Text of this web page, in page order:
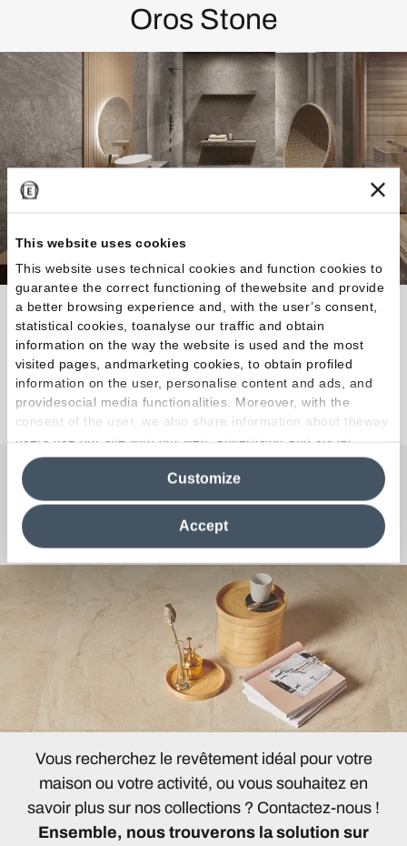
This website uses cookies
This website uses technical cookies and function cookies to
guarantee the correct functioning of thewebsite and provide
a better browsing experience and, with the user’s consent,
statistical cookies, toanalyse our traffic and obtain
information on the way the website is used and the most
visited pages, andmarketing cookies, to obtain profiled
information on the user, personalise content and ads, and
providesocial media functionalities. Moreover, with the
consent of the user, we also share information about theway
users use our site with our web, advertising and social
media analytics partners, who may combine itwith other
information in their possession. By closing this banner,
clicking on "Reject", it will be possible tocontinue browsing
the site after installing only technical cookies. For more
information see the
Cookie Policy
Accept
Customize
Oros Stone
Esprit contemporain et infinies possibilités de
composition.
Découvrez la collection
Une question ou une
Curiosité ?
Vous recherchez le revêtement idéal pour votre
maison ou votre activité, ou vous souhaitez en
savoir plus sur nos collections ? Contactez-nous !
Ensemble, nous trouverons la solution sur